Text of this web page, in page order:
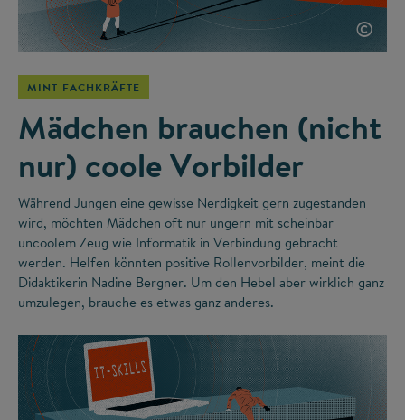
©
MINT-FACHKRÄFTE
Mädchen brauchen (nicht
nur) coole Vorbilder
Während Jungen eine gewisse Nerdigkeit gern zugestanden
wird, möchten Mädchen oft nur ungern mit scheinbar
uncoolem Zeug wie Informatik in Verbindung gebracht
werden. Helfen könnten positive Rollenvorbilder, meint die
Didaktikerin Nadine Bergner. Um den Hebel aber wirklich ganz
umzulegen, brauche es etwas ganz anderes.